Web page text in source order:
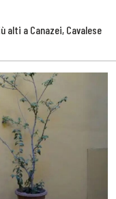
alti a Canazei, Cavalese